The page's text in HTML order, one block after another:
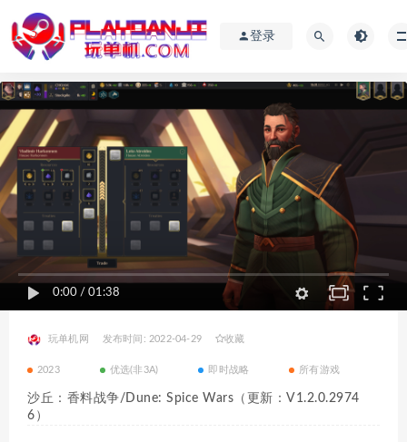
登录
0:00 / 01:38
玩单机网 发布时间: 2022-04-29 收藏
2023 优选(非3A) 即时战略 所有游戏
沙丘：香料战争/Dune: Spice Wars（更新：V1.2.0.2974
6）